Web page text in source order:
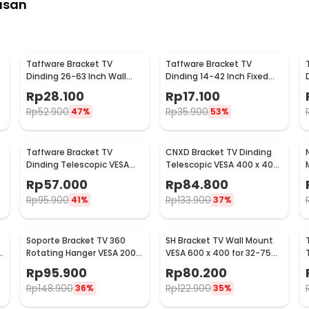
FHD 60Hz Type C
Adaptor)
Taffware Bracket TV
Dinding 26-63 Inch Wall
Mount VESA 400x400 - B41
Rp28.100
Rp52.900 47%
Taffware Bracket TV
Dinding 14-42 Inch Fixed
HD601
Rp17.100
Rp35.900 53%
Taffware Bracket TV
Dinding Telescopic VESA
X-400
Rp57.000
Rp95.900 41%
CNXD Bracket TV Dinding
Telescopic VESA 400 x 400
for 26-55 Inch TV - CN814
Rp84.800
Rp133.90037%
Soporte Bracket TV 360
Rotating Hanger VESA 200 x
Rp95.900
Rp148.900 36%
SH Bracket TV Wall Mount
VESA 600 x 400 for 32-75
Inch TV - SH-65T
Rp80.200
Rp122.90035%